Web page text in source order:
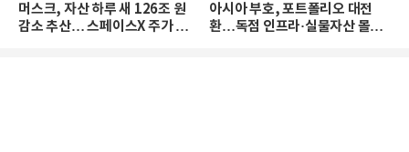
머스크, 자산 하루 새 126조 원
감소 추산… 스페이스X 주가 하
아시아 부호, 포트폴리오 대전
환…독점 인프라·실물자산 몰린